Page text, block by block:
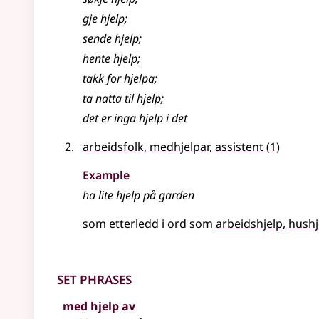
gje hjelp;
sende hjelp;
hente hjelp;
takk for hjelpa;
ta natta til hjelp;
det er inga hjelp i det
arbeidsfolk, medhjelpar, assistent(1)
Example
ha lite hjelp på garden
som etterledd i ord som arbeidshjelp
Set phrases
med hjelp av